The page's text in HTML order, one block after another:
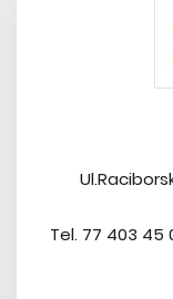
Tel. 77 403 45